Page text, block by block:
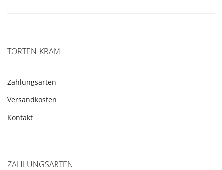
TORTEN-KRAM
Zahlungsarten
Versandkosten
Kontakt
ZAHLUNGSARTEN